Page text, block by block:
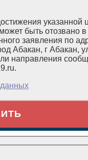
указанной
быть отозвано
заявления по
Абакан, г Абакан,
направления